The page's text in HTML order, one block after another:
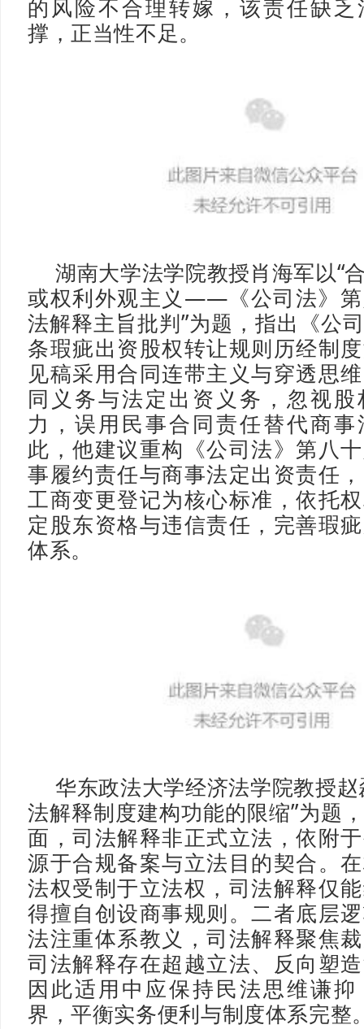
的风险不合理转嫁，该责任缺
撑，正当性不足。
湖南大学法学院教授肖海军以“
或权利外观主义——《公司法》
法解释主旨批判”为题，指出《公
条瑕疵出资股权转让规则历经制
见稿采用合同连带主义与穿透思
同义务与法定出资义务，忽视
力，误用民事合同责任替代商
此，他建议重构《公司法》第八
事履约责任与商事法定出资责任
工商变更登记为核心标准，依托
定股东资格与违信责任，完善瑕
体系。
华东政法大学经济法学院教授
法解释制度建构功能的限缩”为题
面，司法解释非正式立法，依附
源于合规备案与立法目的契合。
法权受制于立法权，司法解释仅
得擅自创设商事规则。二者底层
法注重体系教义，司法解释聚焦
司法解释存在超越立法、反向塑
因此适用中应保持民法思维谦
界，平衡实务便利与制度体系完整